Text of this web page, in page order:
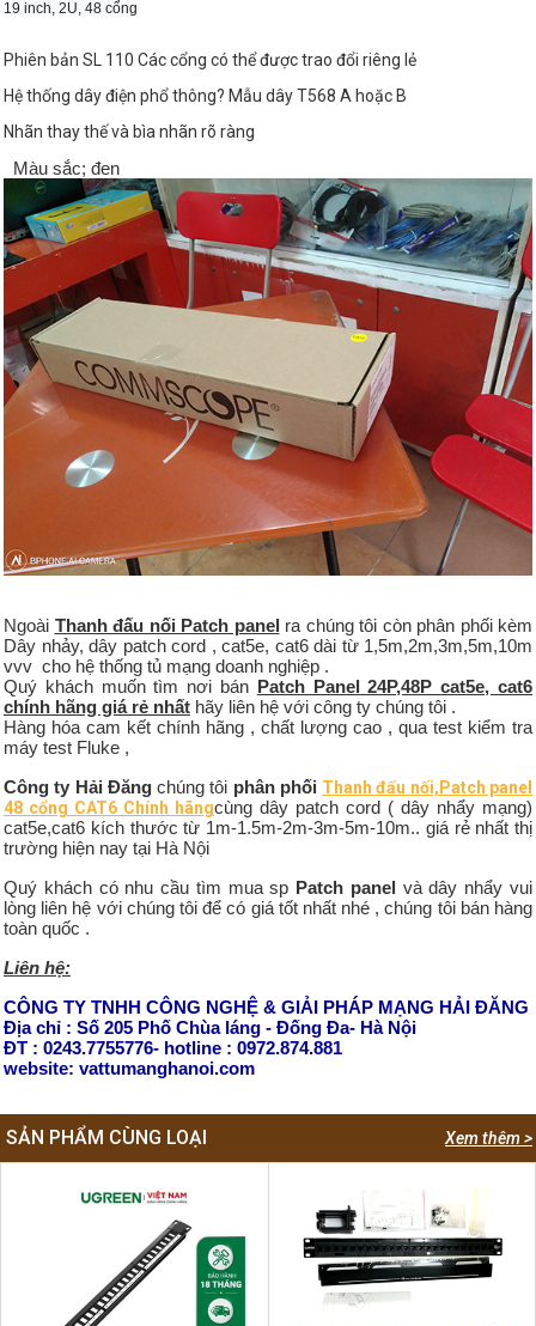
19 inch, 2U, 48 cổng
Phiên bản SL 110 Các cổng có thể được trao đổi riêng lẻ
Hệ thống dây điện phổ thông? Mẫu dây T568 A hoặc B
Nhãn thay thế và bìa nhãn rõ ràng
Màu sắc; đen
Ngoài Thanh đấu nối Patch panel ra chúng tôi còn phân phối kèm
Dây nhảy, dây patch cord , cat5e, cat6 dài từ 1,5m,2m,3m,5m,10m
vvv cho hệ thống tủ mạng doanh nghiệp .
Quý khách muốn tìm nơi bán Patch Panel 24P,48P cat5e, cat6
chính hãng giá rẻ nhất hãy liên hệ với công ty chúng tôi .
Hàng hóa cam kết chính hãng , chất lượng cao , qua test kiểm tra
máy test Fluke ,
Công ty Hải Đăngchúng tôi phân phối Thanh đấu nối,Patch panel
48 cổng CAT6 Chính hãngcùng dây patch cord ( dây nhẩy mạng)
cat5e,cat6 kích thước từ 1m-1.5m-2m-3m-5m-10m.. giá rẻ nhất thị
trường hiện nay tại Hà Nội
Quý khách có nhu cầu tìm mua sp Patch panel và dây nhẩy vui
lòng liên hệ với chúng tôi để có giá tốt nhất nhé , chúng tôi bán hàng
toàn quốc .
Liên hệ:
CÔNG TY TNHH CÔNG NGHỆ & GIẢI PHÁP MẠNG HẢI ĐĂNG
Địa chỉ : Số 205 Phố Chùa láng - Đống Đa- Hà Nội
ĐT : 0243.7755776- hotline : 0972.874.881
website: vattumanghanoi.com
Xem thêm >
SẢN PHẨM CÙNG LOẠI